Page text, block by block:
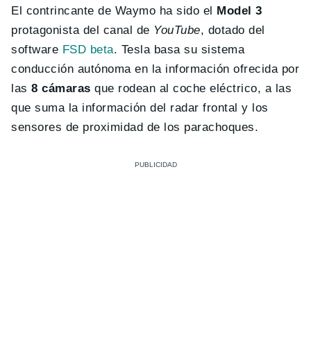
El contrincante de Waymo ha sido el
Model 3
protagonista del canal de YouTube, dotado del
software FSD beta. Tesla basa su sistema
conducción autónoma en la información ofrecida por
las8 cámaras que rodean al coche eléctrico, a las
que suma la información del radar frontal y los
sensores de proximidad de los parachoques.